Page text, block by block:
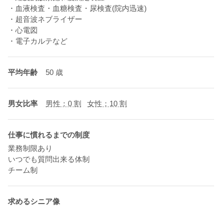
・血液検査・血糖検査・尿検査(院内迅速)
・超音波ネブライザー
・心電図
・電子カルテなど
平均年齢 50 歳
男女比率 男性：0 割 女性：10 割
仕事に慣れるまでの制度
業務制限あり
いつでも質問出来る体制
チーム制
求めるシニア像